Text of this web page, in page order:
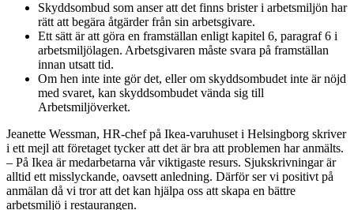
Skyddsombud som anser att det finns brister i arbetsmiljön har
rätt att begära åtgärder från sin arbets­givare.
Ett sätt är att göra en framställan enligt kapitel 6, paragraf 6 i
arbetsmiljölagen. Arbetsgivaren måste svara på framställan
innan utsatt tid.
Om hen inte inte gör det, eller om skyddsombudet inte är nöjd
med svaret, kan skyddsombudet vända sig till
Arbetsmiljöverket.
Jeanette Wessman, HR-chef på Ikea-varuhuset i Helsingborg skriver
i ett mejl att företaget tycker att det är bra att problemen har anmälts.
– På Ikea är medarbetarna vår viktigaste resurs. Sjukskrivningar är
alltid ett misslyckande, oavsett anledning. Därför ser vi positivt på
anmälan då vi tror att det kan hjälpa oss att skapa en bättre
arbetsmiljö i restaurangen.